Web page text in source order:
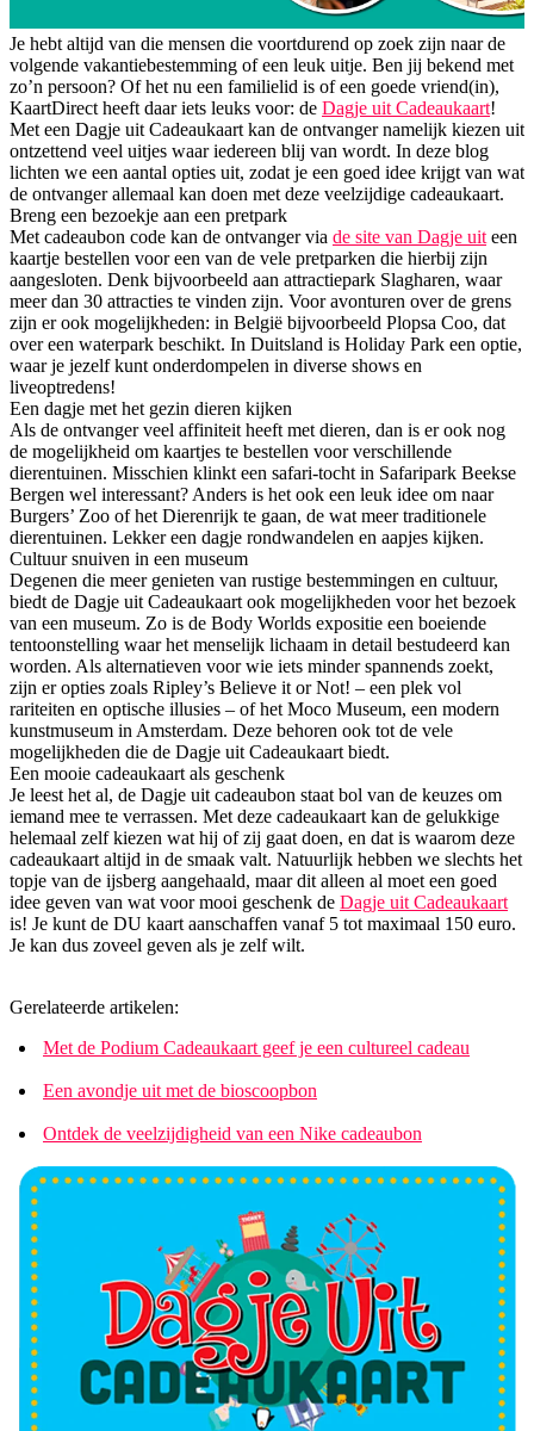
Je hebt altijd van die mensen die voortdurend op zoek zijn naar de
volgende vakantiebestemming of een leuk uitje. Ben jij bekend met
zo’n persoon? Of het nu een familielid is of een goede vriend(in),
KaartDirect heeft daar iets leuks voor: de Dagje uit Cadeaukaart!
Met een Dagje uit Cadeaukaart kan de ontvanger namelijk kiezen uit
ontzettend veel uitjes waar iedereen blij van wordt. In deze blog
lichten we een aantal opties uit, zodat je een goed idee krijgt van wat
de ontvanger allemaal kan doen met deze veelzijdige cadeaukaart.
Breng een bezoekje aan een pretpark
Met cadeaubon code kan de ontvanger via de site van Dagje uit een
kaartje bestellen voor een van de vele pretparken die hierbij zijn
aangesloten. Denk bijvoorbeeld aan attractiepark Slagharen, waar
meer dan 30 attracties te vinden zijn. Voor avonturen over de grens
zijn er ook mogelijkheden: in België bijvoorbeeld Plopsa Coo, dat
over een waterpark beschikt. In Duitsland is Holiday Park een optie,
waar je jezelf kunt onderdompelen in diverse shows en
liveoptredens!
Een dagje met het gezin dieren kijken
Als de ontvanger veel affiniteit heeft met dieren, dan is er ook nog
de mogelijkheid om kaartjes te bestellen voor verschillende
dierentuinen. Misschien klinkt een safari-tocht in Safaripark Beekse
Bergen wel interessant? Anders is het ook een leuk idee om naar
Burgers’ Zoo of het Dierenrijk te gaan, de wat meer traditionele
dierentuinen. Lekker een dagje rondwandelen en aapjes kijken.
Cultuur snuiven in een museum
Degenen die meer genieten van rustige bestemmingen en cultuur,
biedt de Dagje uit Cadeaukaart ook mogelijkheden voor het bezoek
van een museum. Zo is de Body Worlds expositie een boeiende
tentoonstelling waar het menselijk lichaam in detail bestudeerd kan
worden. Als alternatieven voor wie iets minder spannends zoekt,
zijn er opties zoals Ripley’s Believe it or Not! – een plek vol
rariteiten en optische illusies – of het Moco Museum, een modern
kunstmuseum in Amsterdam. Deze behoren ook tot de vele
mogelijkheden die de Dagje uit Cadeaukaart biedt.
Een mooie cadeaukaart als geschenk
Je leest het al, de Dagje uit cadeaubon staat bol van de keuzes om
iemand mee te verrassen. Met deze cadeaukaart kan de gelukkige
helemaal zelf kiezen wat hij of zij gaat doen, en dat is waarom deze
cadeaukaart altijd in de smaak valt. Natuurlijk hebben we slechts het
topje van de ijsberg aangehaald, maar dit alleen al moet een goed
idee geven van wat voor mooi geschenk de Dagje uit Cadeaukaart
is! Je kunt de DU kaart aanschaffen vanaf 5 tot maximaal 150 euro.
Je kan dus zoveel geven als je zelf wilt.
Gerelateerde artikelen:
Met de Podium Cadeaukaart geef je een cultureel cadeau
Een avondje uit met de bioscoopbon
Ontdek de veelzijdigheid van een Nike cadeaubon